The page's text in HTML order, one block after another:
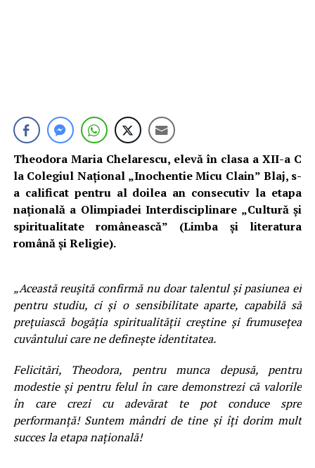
Theodora Maria Chelarescu, elevă în clasa a XII-a C
la Colegiul Național „Inochentie Micu Clain” Blaj, s-
a calificat pentru al doilea an consecutiv la etapa
națională a Olimpiadei Interdisciplinare „Cultură și
spiritualitate românească” (Limba și literatura
română și Religie).
„Această reușită confirmă nu doar talentul și pasiunea ei
pentru studiu, ci și o sensibilitate aparte, capabilă să
prețuiască bogăția spiritualității creștine și frumusețea
cuvântului care ne definește identitatea.
Felicitări, Theodora, pentru munca depusă, pentru
modestie și pentru felul în care demonstrezi că valorile
în care crezi cu adevărat te pot conduce spre
performanță! Suntem mândri de tine și îți dorim mult
succes la etapa națională!